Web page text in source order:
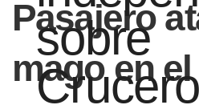
Pasajero
mago en el